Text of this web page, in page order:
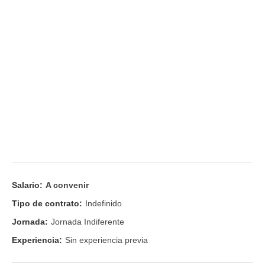
Salario: A convenir
Tipo de contrato: Indefinido
Jornada: Jornada Indiferente
Experiencia: Sin experiencia previa